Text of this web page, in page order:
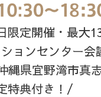
定開催・最大
ョンセンター会
縄県宜野湾市真
特典付き！/